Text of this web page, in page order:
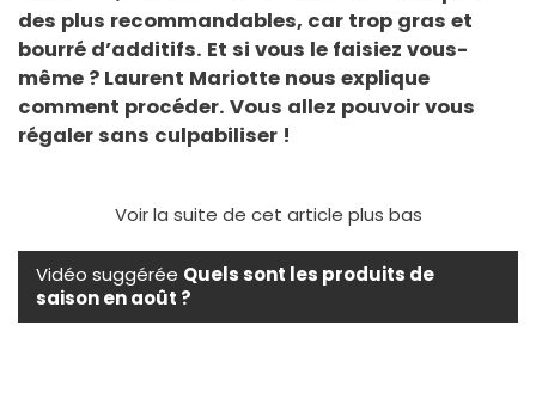
des plus recommandables, car trop gras et
bourré d’additifs. Et si vous le faisiez vous-
même ? Laurent Mariotte nous explique
comment procéder. Vous allez pouvoir vous
régaler sans culpabiliser !
Voir la suite de cet article plus bas
Vidéo suggérée Quels sont les produits de
saison en août ?